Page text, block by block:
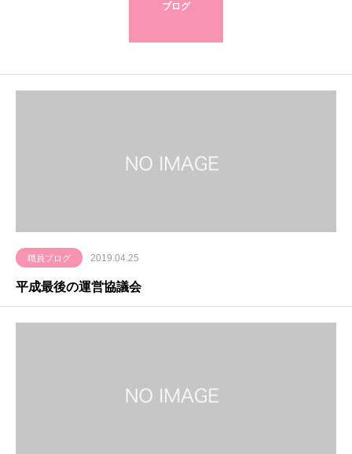
ブログ
職員ブログ 2019.04.25
平成最後の運営協議会